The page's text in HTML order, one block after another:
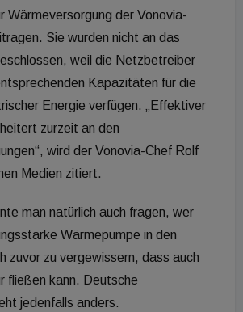
Wärmeversorgung der Vonovia-
Sie wurden nicht an das
weil die Netzbetreiber
Kapazitäten für die
Energie verfügen. „Effektiver
zurzeit an den
wird der Vonovia-Chef Rolf
Medien zitiert.
man natürlich auch fragen, wer
Wärmepumpe in den
zuvor zu vergewissern, dass auch
fließen kann. Deutsche
jedenfalls anders.